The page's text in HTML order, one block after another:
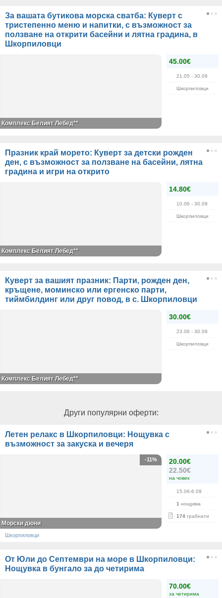
За вашата бутикова морска сватба: Куверт с
тристепенно меню и напитки, с възможност за
ползване на открити басейни и лятна градина, в
Шкорпиловци
45.00€
21.05 - 30.09
Шкорпиловци
Комплекс Белият Лебед**
Празник край морето: Куверт за детски рожден
ден, с възможност за ползване на басейни, лятна
градина и игри на открито
14.80€
10.06 - 30.09
Шкорпиловци
Комплекс Белият Лебед**
Куверт за вашият празник: Парти, рожден ден,
кръщене, моминско или ергенско парти,
тиймбилдинг или друг повод, в с. Шкорпиловци
30.00€
23.06 - 30.09
Шкорпиловци
Комплекс Белият Лебед**
Други популярни оферти:
Летен релакс в Шкорпиловци: Нощувка с
възможност за закуска и вечеря
20.00€
22.50€
на човек
15.06-6.09
1 нощувка
174 грабнати
-11%
Морски дюни
Шкорпиловци
От Юли до Септември на море в Шкорпиловци:
Нощувка в бунгало за до четирима
70.00€
за четирима